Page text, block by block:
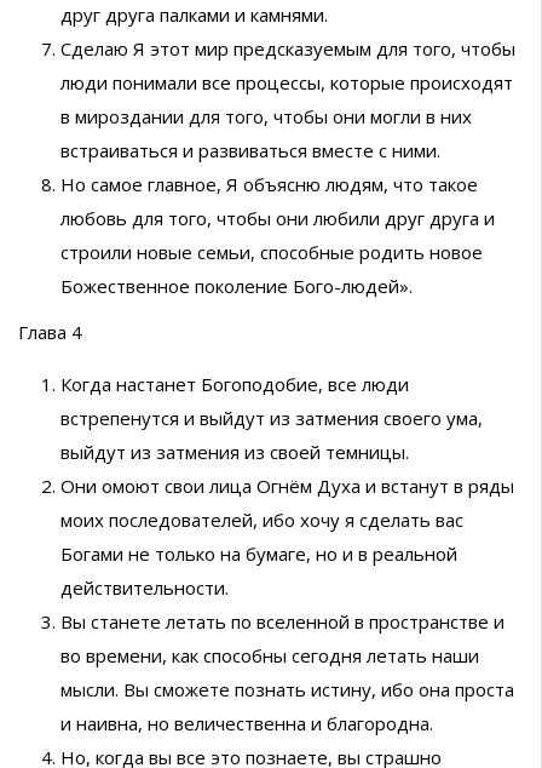
друг друга палками и камнями.
Сделаю Я этот мир предсказуемым для того, чтобы
люди понимали все процессы, которые происходят
в мироздании для того, чтобы они могли в них
встраиваться и развиваться вместе с ними.
Но самое главное, Я объясню людям, что такое
любовь для того, чтобы они любили друг друга и
строили новые семьи, способные родить новое
Божественное поколение Бого-людей».
Глава 4
Когда настанет Богоподобие, все люди
встрепенутся и выйдут из затмения своего ума,
выйдут из затмения из своей темницы.
Они омоют свои лица Огнём Духа и встанут в ряды
моих последователей, ибо хочу я сделать вас
Богами не только на бумаге, но и в реальной
действительности.
Вы станете летать по вселенной в пространстве и
во времени, как способны сегодня летать наши
мысли. Вы сможете познать истину, ибо она проста
и наивна, но величественна и благородна.
Но, когда вы все это познаете, вы страшно